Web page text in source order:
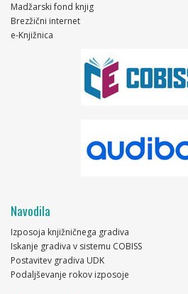
Madžarski fond knjig
Brezžični internet
e-Knjižnica
Navodila
Izposoja knjižničnega gradiva
Iskanje gradiva v sistemu COBISS
Postavitev gradiva UDK
Podaljševanje rokov izposoje